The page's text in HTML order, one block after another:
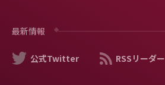
最新情報
公式Twitter RSSリーダー